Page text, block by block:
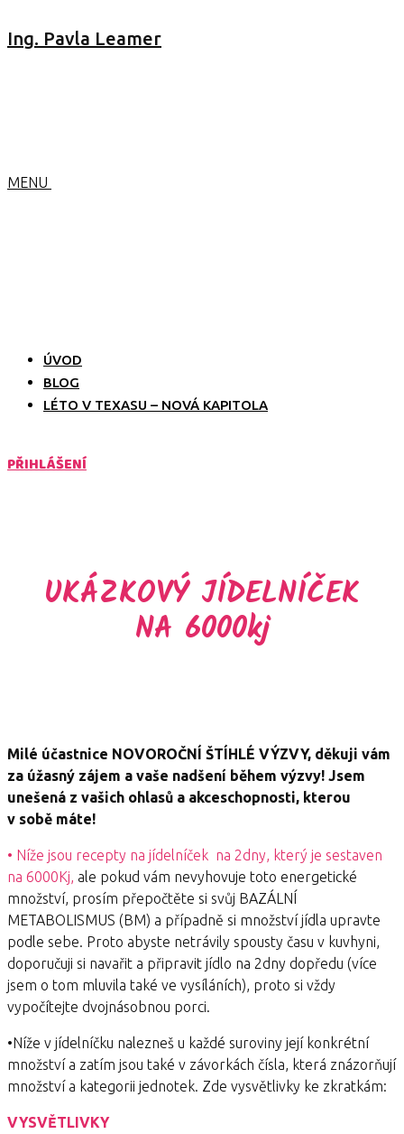
Ing. Pavla Leamer
MENU
ÚVOD
BLOG
LÉTO V TEXASU – NOVÁ KAPITOLA
PŘIHLÁŠENÍ
UKÁZKOVÝ JÍDELNÍČEK
NA 6000kj
Milé účastnice NOVOROČNÍ ŠTÍHLÉ VÝZVY, děkuji vám
za úžasný zájem a vaše nadšení během výzvy! Jsem
unešená z vašich ohlasů a akceschopnosti, kterou
v sobě máte!
• Níže jsou recepty na jídelníček na 2dny, který je sestaven
na 6000Kj, ale pokud vám nevyhovuje toto energetické
množství, prosím přepočtěte si svůj BAZÁLNÍ
METABOLISMUS (BM) a případně si množství jídla upravte
podle sebe. Proto abyste netrávily spousty času v kuvhyni,
doporučuji si navařit a připravit jídlo na 2dny dopředu (více
jsem o tom mluvila také ve vysíláních), proto si vždy
vypočítejte dvojnásobnou porci.
•Níže v jídelníčku nalezneš u každé suroviny její konkrétní
množství a zatím jsou také v závorkách čísla, která znázorňují
množství a kategorii jednotek. Zde vysvětlivky ke zkratkám:
VYSVĚTLIVKY